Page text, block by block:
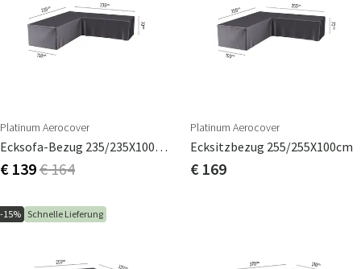
Platinum Aerocover
Ecksofa-Bezug 235/235X100cm
€ 139€ 164
Platinum Aerocover
Ecksitzbezug 255/255X100cm
€ 169
-15% Schnelle Lieferung